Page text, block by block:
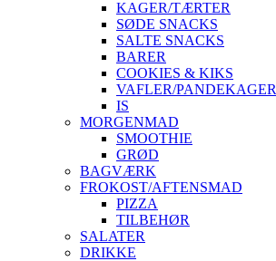
KAGER/TÆRTER
SØDE SNACKS
SALTE SNACKS
BARER
COOKIES & KIKS
VAFLER/PANDEKAGER
IS
MORGENMAD
SMOOTHIE
GRØD
BAGVÆRK
FROKOST/AFTENSMAD
PIZZA
TILBEHØR
SALATER
DRIKKE